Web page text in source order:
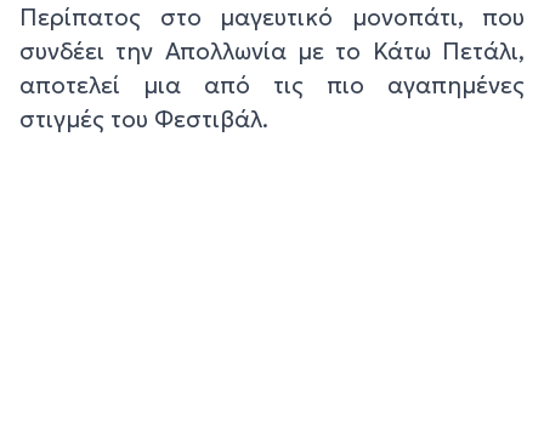
Περίπατος στο μαγευτικό μονοπάτι, που
συνδέει την Απολλωνία με το Κάτω Πετάλι,
αποτελεί μια από τις πιο αγαπημένες
στιγμές του Φεστιβάλ.